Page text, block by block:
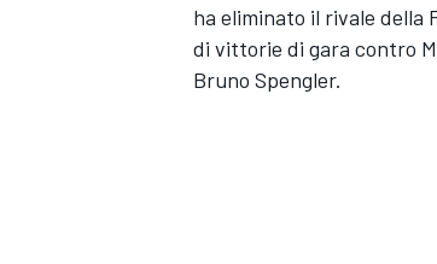
ha eliminato il rivale della
di vittorie di gara contro
Bruno Spengler.